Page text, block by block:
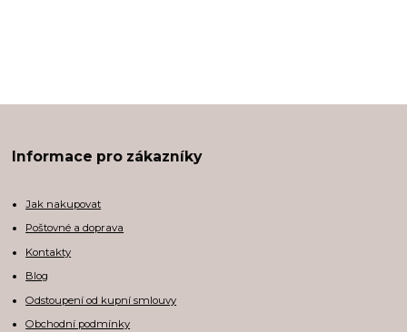
Informace pro zákazníky
Jak nakupovat
Poštovné a doprava
Kontakty
Blog
Odstoupení od kupní smlouvy
Obchodní podmínky